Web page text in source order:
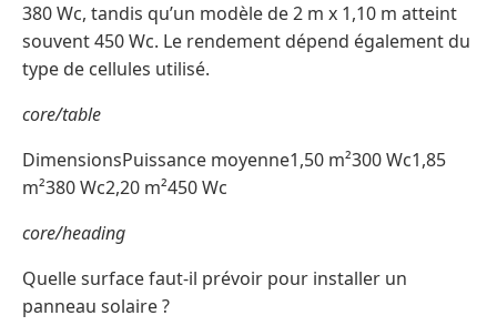
380 Wc, tandis qu’un modèle de 2 m x 1,10 m atteint
souvent 450 Wc. Le rendement dépend également du
type de cellules utilisé.
core/table
DimensionsPuissance moyenne1,50 m²300 Wc1,85
m²380 Wc2,20 m²450 Wc
core/heading
Quelle surface faut-il prévoir pour installer un
panneau solaire ?